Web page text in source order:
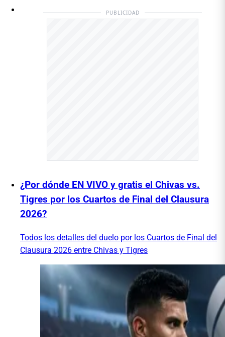
PUBLICIDAD
¿Por dónde EN VIVO y gratis el Chivas vs.
Tigres por los Cuartos de Final del Clausura
2026?
Todos los detalles del duelo por los Cuartos de Final del
Clausura 2026 entre Chivas y Tigres